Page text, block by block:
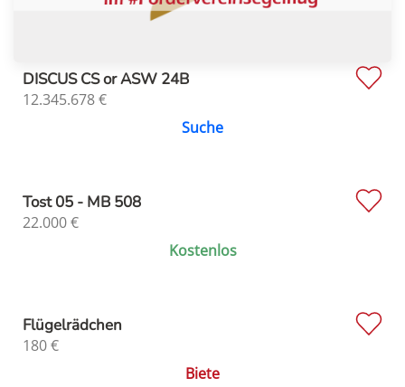
DISCUS CS or ASW 24B
12.345.678€
Suche
Tost 05 - MB 508
22.000€
Kostenlos
Flügelrädchen
180€
Biete